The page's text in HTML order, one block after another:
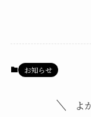
お知らせ
よ